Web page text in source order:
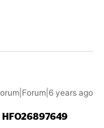
years ago
HFO26897649